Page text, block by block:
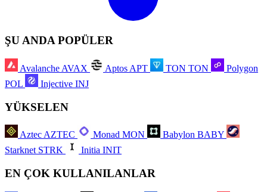
ŞU ANDA POPÜLER
Avalanche AVAX Aptos APT TON TON
Polygon
POL
Injective INJ
YÜKSELEN
AztecAZTEC Monad MON Babylon BABY
Starknet STRK Initia INIT
EN ÇOK KULLANILANLAR